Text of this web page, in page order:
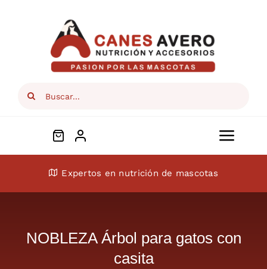
Search
ConócenosExpertos en nutrición de mascotas
NOBLEZA Árbol para gatos con
casita